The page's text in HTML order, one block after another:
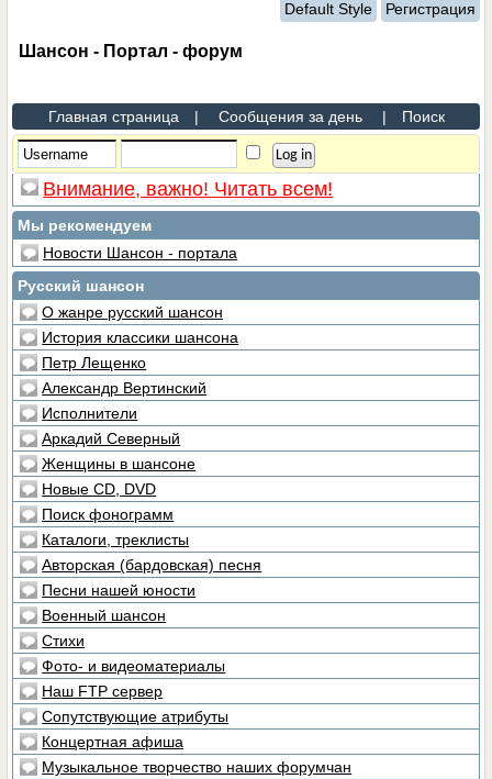
Default Style Регистрация
Шансон - Портал - форум
Главная страница | Сообщения за день | Поиск
Внимание, важно! Читать всем!
Мы рекомендуем
Новости Шансон - портала
Русский шансон
О жанре русский шансон
История классики шансона
Петр Лещенко
Александр Вертинский
Исполнители
Аркадий Северный
Женщины в шансоне
Новые CD, DVD
Поиск фонограмм
Каталоги, треклисты
Авторская (бардовская) песня
Песни нашей юности
Военный шансон
Стихи
Фото- и видеоматериалы
Наш FTP сервер
Сопутствующие атрибуты
Концертная афиша
Музыкальное творчество наших форумчан